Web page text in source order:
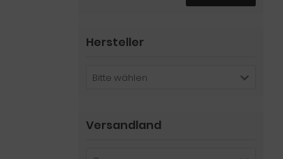
Hersteller
Bitte wählen
Versandland